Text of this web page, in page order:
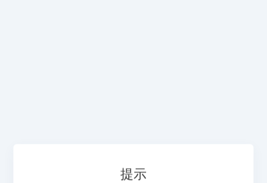
提示